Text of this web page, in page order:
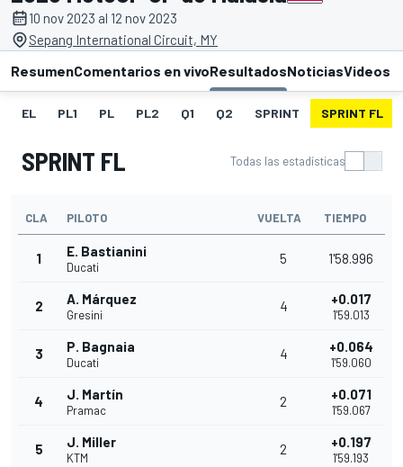
10 nov 2023 al 12 nov 2023
Sepang International Circuit, MY
ResumenComentarios en vivoResultadosNoticiasVideos
EL PL1 PL PL2 Q1 Q2 SPRINT SPRINT FL
SPRINT FL Todas las estadísticas
CLA PILOTO VUELTA TIEMPO
1 E. Bastianini
Ducati
5 1'58.996
2 A. Márquez
Gresini
4 +0.017
1'59.013
3 P. Bagnaia
Ducati
4 +0.064
1'59.060
4 J. Martín
Pramac
2 +0.071
1'59.067
5 J. Miller
KTM
2 +0.197
1'59.193